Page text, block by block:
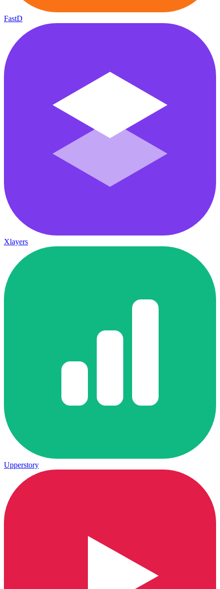
FastD
Xlayers
Upperstory